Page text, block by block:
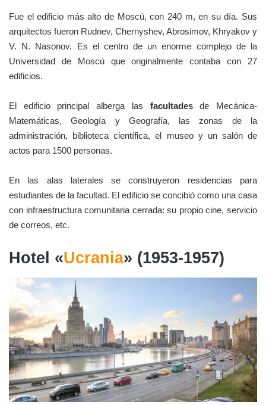
Fue el edificio más alto de Moscú, con 240 m, en su día. Sus
arquitectos fueron Rudnev, Chernyshev, Abrosimov, Khryakov y
V. N. Nasonov. Es el centro de un enorme complejo de la
Universidad de Moscú que originalmente contaba con 27
edificios.
El edificio principal alberga las facultadesde Mecánica-
Matemáticas, Geología y Geografía, las zonas de la
administración, biblioteca científica, el museo y un salón de
actos para 1500 personas.
En las alas laterales se construyeron residencias para
estudiantes de la facultad. El edificio se concibió como una casa
con infraestructura comunitaria cerrada: su propio cine, servicio
de correos, etc.
Hotel «Ucrania» (1953-1957)